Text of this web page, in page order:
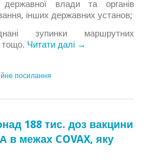
державної влади та органів
інших державних установ;
зупинки маршрутних
тощо. Читати далі →
посилання
188 тис. доз вакцини
в межах COVAX, яку